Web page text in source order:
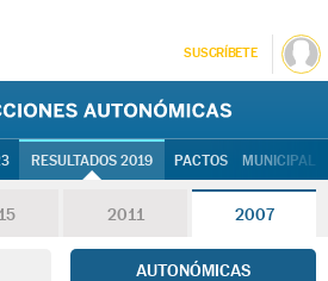
SUSCRÍBETE
RESULTADOS 2019 PACTOS
2011 2007
AUTONÓMICAS